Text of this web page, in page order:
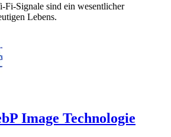
Fi-Signale sind ein wesentlicher
Lebens.
Image Technologie